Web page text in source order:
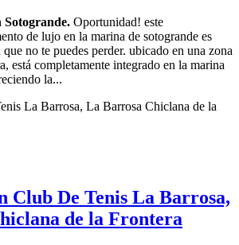
Sotogrande. Oportunidad! este
de lujo en la marina de sotogrande es
no te puedes perder. ubicado en una zona
está completamente integrado en la marina
la...
Club De Tenis La Barrosa,
de la Frontera